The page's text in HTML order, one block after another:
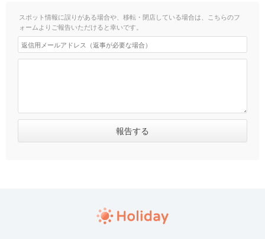
スポット情報に誤りがある場合や、移転・閉店している場合は、こちらのフ
ォームよりご報告いただけると幸いです。